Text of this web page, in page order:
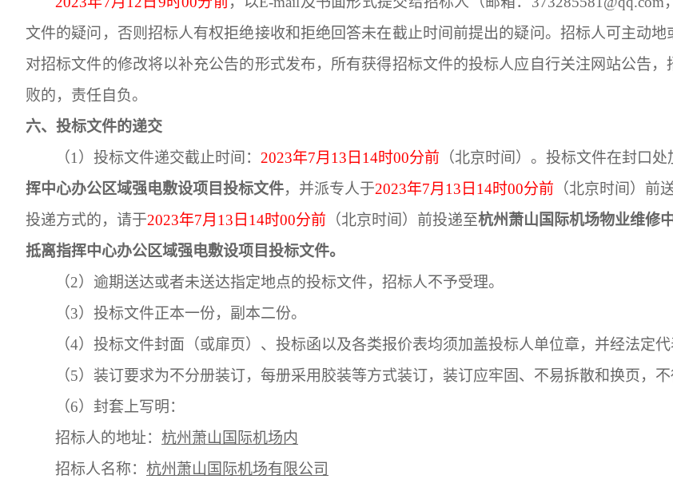
文件的疑问，否则招标人有权拒绝接收和拒绝回答未在截止时间前提出的疑问。招标人可主动
对招标文件的修改将以补充公告的形式发布，所有获得招标文件的投标人应自行关注网站公告
败的，责任自负。
六、投标文件的递交
（1） 投标文件递交截止时间： 2023年7月 13 日 14时00分前 （北京时间）。投标文件在封口处
挥中心办公区域强电敷设项目投标文件，并派专人于2023年7月 13 日 14时00分前 （北京时间）前
投递方式的，请于2023年7月 13 日 14时00分前 （北京时间）前投递至杭州萧山国际机场物业维修
抵离指挥中心办公区域强电敷设项目投标文件。
（2） 逾期送达或者未送达指定地点的投标文件，招标人不予受理。
（3） 投标文件正本一份，副本二份。
（4） 投标文件封面（或扉页）、投标函以及各类报价表均须加盖投标人单位章，并经法定
（5） 装订要求为不分册装订，每册采用胶装等方式装订，装订应牢固、不易拆散和换页，不
（6） 封套上写明：
招标人的地址： 杭州萧山国际机场内
招标人名称： 杭州萧山国际机场有限公司